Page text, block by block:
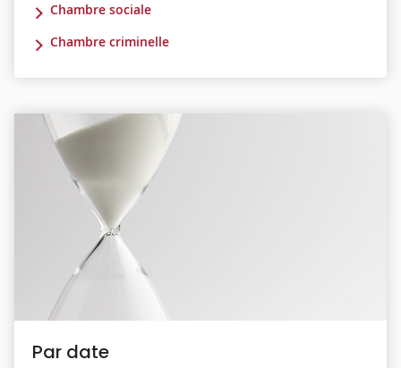
Chambre sociale
Chambre criminelle
Par date